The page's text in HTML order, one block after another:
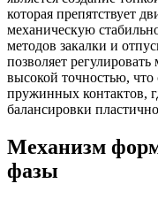
которая препятствует
механическую
методов закалки и
позволяет
высокой точностью,
пружинных контактов,
балансировки
Механизм
фазы